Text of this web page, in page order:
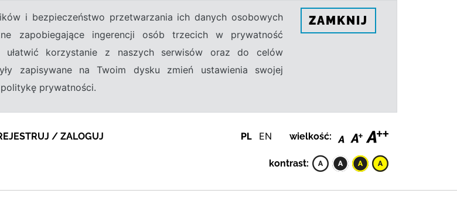
i bezpieczeństwo przetwarzania ich danych osobowych
zapobiegające ingerencji osób trzecich w prywatność
korzystanie z naszych serwisów oraz do celów
zapisywane na Twoim dysku zmień ustawienia swojej
prywatności.
ZAMKNIJ
/ ZALOGUJ PL EN wielkość:
kontrast: